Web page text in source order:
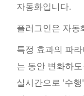
자동화입니다.
플러그인은 자동
특정 효과의 파
는 동안 변화하
실시간으로 '수